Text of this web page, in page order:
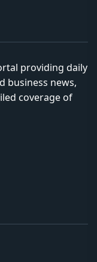
providing daily
business news,
coverage of